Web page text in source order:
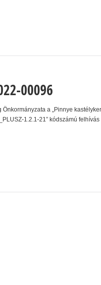
00096
a „Pinnye
1.2.1-21” kódszámú